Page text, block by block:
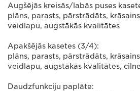
Augšējās kreisās/labās puses
plāns, parasts, pārstrādāts,
veidlapu, augstākās kvalitātes
Apakšējās kasetes (3/4):
plāns, parasts, pārstrādāts,
veidlapu, augstākās kvalitātes,
Daudzfunkciju paplāte: